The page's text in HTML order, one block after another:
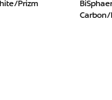
Prizm
Carbon/